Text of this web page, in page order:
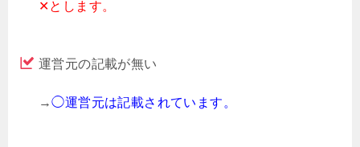
✕とします。
運営元の記載が無い
→◯運営元は記載されています。